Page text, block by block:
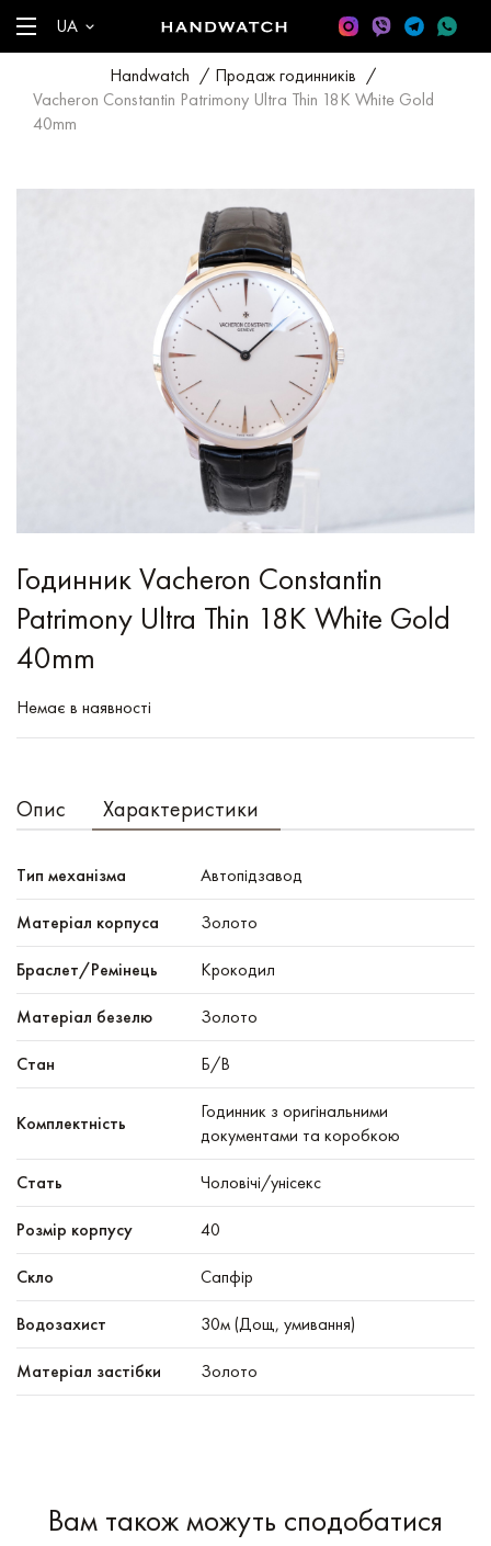
UA
Handwatch / Продаж годинників /
Vacheron Constantin Patrimony Ultra Thin 18K White Gold
40mm
Годинник Vacheron Constantin
Patrimony Ultra Thin 18K White Gold
40mm
Немає в наявності
Опис Характеристики
Тип механізма Автопідзавод
Mатеріал корпуса Золото
Браслет/Ремінець Крокодил
Матеріал безелю Золото
Стан Б/В
Комплектність
Годинник з оригінальними
документами та коробкою
Стать Чоловічі/унісекс
Розмір корпусу 40
Скло Сапфір
Водозахист 30м (Дощ, умивання)
Матеріал застібки Золото
Вам також можуть сподобатися